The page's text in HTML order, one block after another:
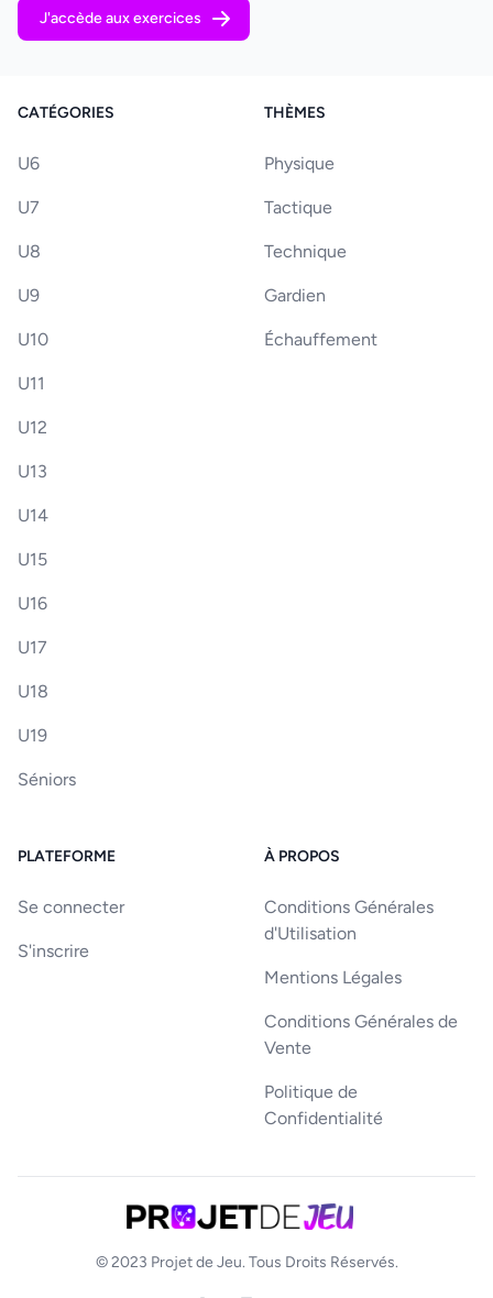
J'accède aux exercices
CATÉGORIES
U6
U7
U8
U9
U10
U11
U12
U13
U14
U15
U16
U17
U18
U19
Séniors
THÈMES
Physique
Tactique
Technique
Gardien
Échauffement
PLATEFORME
Se connecter
S'inscrire
À PROPOS
Conditions Générales
d'Utilisation
Mentions Légales
Conditions Générales de
Vente
Politique de
Confidentialité
© 2023 Projet de Jeu. Tous Droits Réservés.